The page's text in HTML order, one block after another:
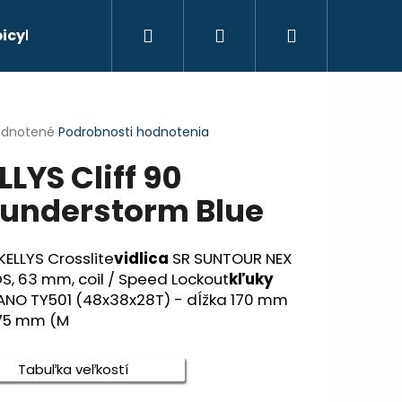
Hľadať Prihlásenie
Podrobnosti hodnotenia
Cliff 90
Blue
Crosslitevidlica SR SUNTOUR NEX
63 mm, coil / Speed Lockoutkľuky
TY501 (48x38x28T) - dĺžka 170 mm
mm (M
Tabuľka veľkostí